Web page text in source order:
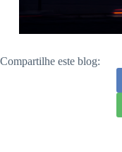
Compartilhe este blog: